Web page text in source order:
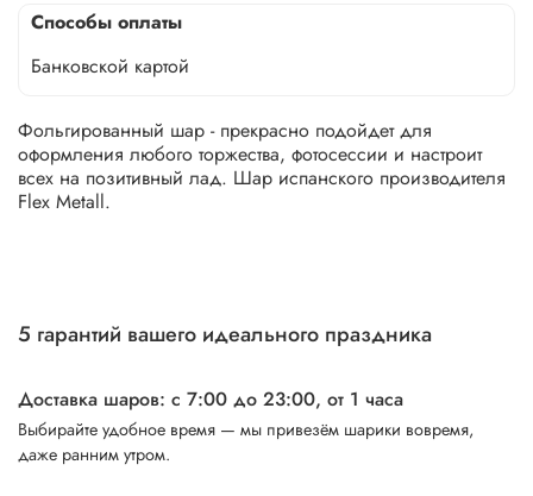
Способы оплаты
Банковской картой
Фольгированный шар - прекрасно подойдет для
оформления любого торжества, фотосессии и настроит
всех на позитивный лад. Шар испанского производителя
Flex Metall.
5 гарантий вашего идеального праздника
Доставка шаров: с 7:00 до 23:00, от 1 часа
Выбирайте удобное время — мы привезём шарики вовремя,
даже ранним утром.